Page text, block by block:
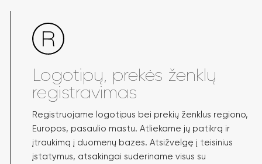
Logotipų, prekės ženklų
registravimas
Registruojame logotipus bei prekių ženklus regiono,
Europos, pasaulio mastu. Atliekame jų patikrą ir
įtraukimą į duomenų bazes. Atsižvelgę į teisinius
įstatymus, atsakingai suderiname visus su